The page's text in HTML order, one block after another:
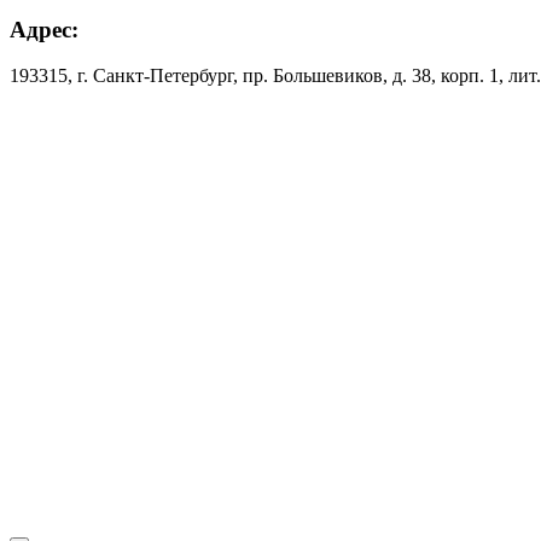
Адрес:
193315, г. Санкт-Петербург, пр. Большевиков, д. 38, корп. 1,